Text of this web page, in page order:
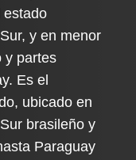
estado
y en menor
y partes
Es el
ubicado en
brasileño y
Paraguay